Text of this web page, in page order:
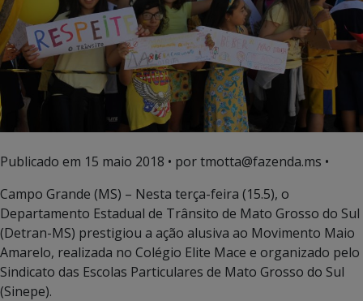
Publicado em 15 maio 2018 • por tmotta@fazenda.ms •
Campo Grande (MS) – Nesta terça-feira (15.5), o
Departamento Estadual de Trânsito de Mato Grosso do Sul
(Detran-MS) prestigiou a ação alusiva ao Movimento Maio
Amarelo, realizada no Colégio Elite Mace e organizado pelo
Sindicato das Escolas Particulares de Mato Grosso do Sul
(Sinepe).